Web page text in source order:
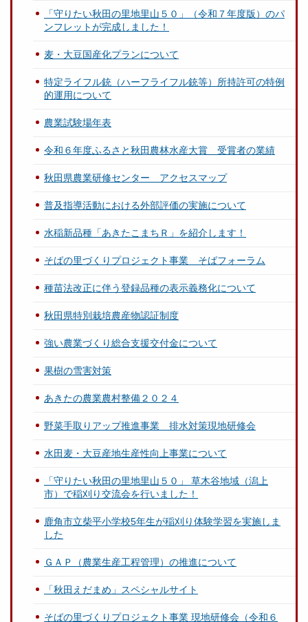
「守りたい秋田の里地里山５０」（令和７年度版）のパ
ンフレットが完成しました！
麦・大豆国産化プランについて
特定ライフル銃（ハーフライフル銃等）所持許可の特例
的運用について
農業試験場年表
令和６年度ふるさと秋田農林水産大賞 受賞者の業績
秋田県農業研修センター アクセスマップ
普及指導活動における外部評価の実施について
水稲新品種「あきたこまちＲ」を紹介します！
そばの里づくりプロジェクト事業 そばフォーラム
種苗法改正に伴う登録品種の表示義務化について
秋田県特別栽培農産物認証制度
強い農業づくり総合支援交付金について
果樹の雪害対策
あきたの農業農村整備２０２４
野菜手取りアップ推進事業 排水対策現地研修会
水田麦・大豆産地生産性向上事業について
「守りたい秋田の里地里山５０」 草木谷地域（潟上
市）で稲刈り交流会を行いました！
鹿角市立柴平小学校5年生が稲刈り体験学習を実施しま
した
ＧＡＰ（農業生産工程管理）の推進について
「秋田えだまめ」スペシャルサイト
そばの里づくりプロジェクト事業 現地研修会（令和６